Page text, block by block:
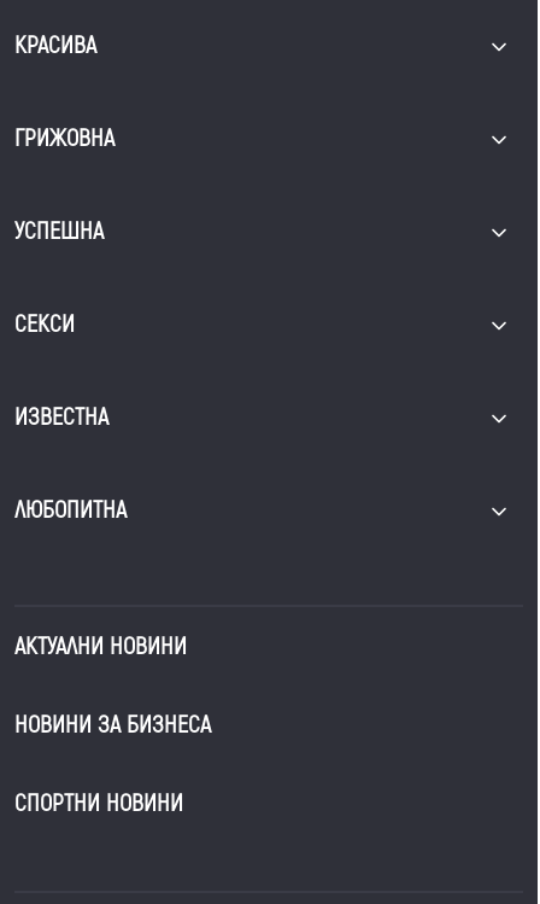
КРАСИВА
ГРИЖОВНА
УСПЕШНА
СЕКСИ
ИЗВЕСТНА
ЛЮБОПИТНА
АКТУАЛНИ НОВИНИ
НОВИНИ ЗА БИЗНЕСА
СПОРТНИ НОВИНИ